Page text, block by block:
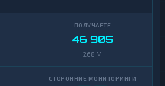
46 905
268 M